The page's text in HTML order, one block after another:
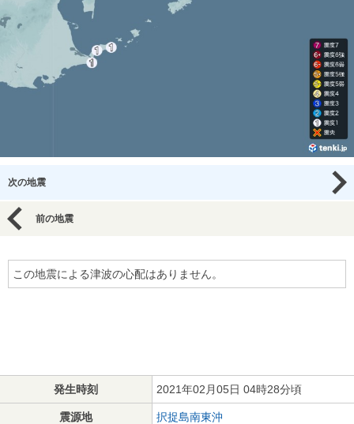
次の地震
前の地震
この地震による津波の心配はありません。
発生時刻 2021年02月05日 04時28分頃
震源地 択捉島南東沖